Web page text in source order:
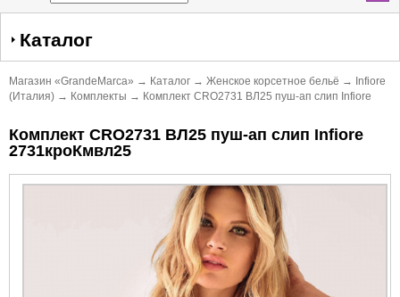
Каталог
Магазин «GrandeMarca» → Каталог → Женское корсетное бельё → Infiore
(Италия) → Комплекты → Комплект CRO2731 ВЛ25 пуш-ап слип Infiore
Комплект CRO2731 ВЛ25 пуш-ап слип Infiore
2731кроКмвл25